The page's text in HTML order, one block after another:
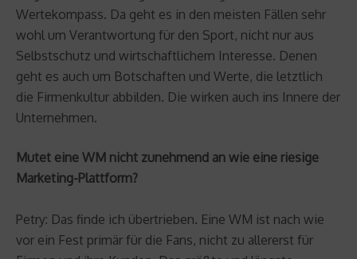
Wertekompass. Da geht es in den meisten Fällen sehr
wohl um Verantwortung für den Sport, nicht nur aus
Selbstschutz und wirtschaftlichem Interesse. Denen
geht es auch um Botschaften und Werte, die letztlich
die Firmenkultur abbilden. Die wirken auch ins Innere der
Unternehmen.
Mutet eine WM nicht zunehmend an wie eine riesige
Marketing-Plattform?
Petry: Das finde ich übertrieben. Eine WM ist nach wie
vor ein Fest primär für die Fans, nicht zu allererst für